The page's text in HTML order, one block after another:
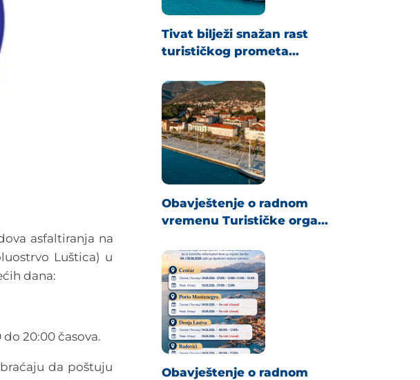
asfaltiranja na
Luštica) u
dana:
do 20:00 časova.
da poštuju
Tivat bilježi snažan rast
turističkog prometa...
Obavještenje o radnom
vremenu Turističke orga...
Obavještenje o radnom